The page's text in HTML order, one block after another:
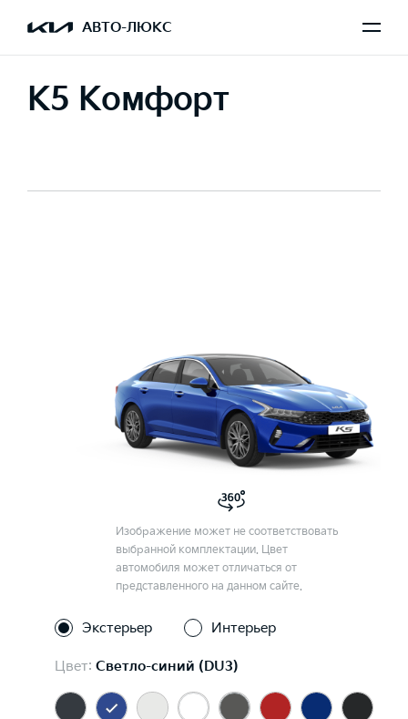
АВТО-ЛЮКС
K5 Комфорт
Изображение может не соответствовать
выбранной комплектации. Цвет
автомобиля может отличаться от
представленного на данном сайте.
Экстерьер Интерьер
Цвет: Светло-синий (DU3)